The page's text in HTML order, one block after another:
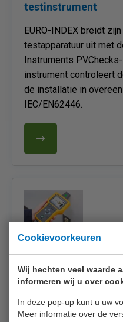
Cookievoorkeuren
Wij hechten veel waarde
informeren wij u over
In deze pop-up kunt u uw
Meer informatie over de
testinstrument
EURO-INDEX breidt
testapparatuur uit met
Instruments
instrument controleert
de installatie in
IEC/EN62446.
25.07.2023
Fluke kabelzoekers
EURO-INDEX
2062 twee nieuwe